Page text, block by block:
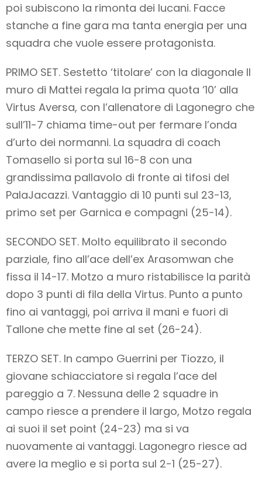
poi subiscono la rimonta dei lucani. Facce
stanche a fine gara ma tanta energia per una
squadra che vuole essere protagonista.
PRIMO SET. Sestetto ‘titolare’ con la diagonale Il
muro di Mattei regala la prima quota ‘10’ alla
Virtus Aversa, con l’allenatore di Lagonegro che
sull’11-7 chiama time-out per fermare l’onda
d’urto dei normanni. La squadra di coach
Tomasello si porta sul 16-8 con una
grandissima pallavolo di fronte ai tifosi del
PalaJacazzi. Vantaggio di 10 punti sul 23-13,
primo set per Garnica e compagni (25-14).
SECONDO SET. Molto equilibrato il secondo
parziale, fino all’ace dell’ex Arasomwan che
fissa il 14-17. Motzo a muro ristabilisce la parità
dopo 3 punti di fila della Virtus. Punto a punto
fino ai vantaggi, poi arriva il mani e fuori di
Tallone che mette fine al set (26-24).
TERZO SET. In campo Guerrini per Tiozzo, il
giovane schiacciatore si regala l’ace del
pareggio a 7. Nessuna delle 2 squadre in
campo riesce a prendere il largo, Motzo regala
ai suoi il set point (24-23) ma si va
nuovamente ai vantaggi. Lagonegro riesce ad
avere la meglio e si porta sul 2-1 (25-27).